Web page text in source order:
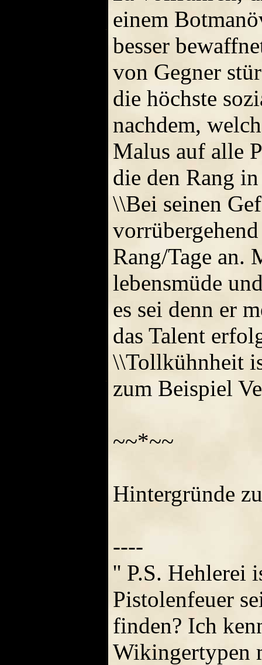
einem
besser
von Gegner
die höchste
nachdem,
Malus auf alle
die den Rang
\\Bei seinen
Rang/Tage an.
lebensmüde
es sei denn er
das Talent
\\Tollkühnheit
zum Beispiel
~~*~~
Hintergründe
----
'' P.S. Hehlerei
Pistolenfeuer
finden? Ich
Wikingertypen